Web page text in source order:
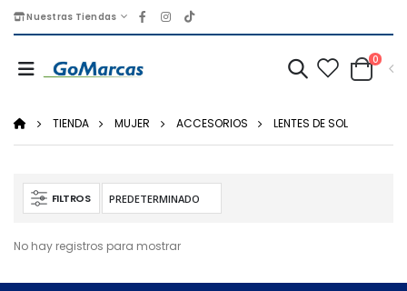
Nuestras Tiendas
0
TIENDA MUJER ACCESORIOS LENTES DE SOL
FILTROS
No hay registros para mostrar